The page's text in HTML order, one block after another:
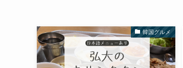
韓国グルメ